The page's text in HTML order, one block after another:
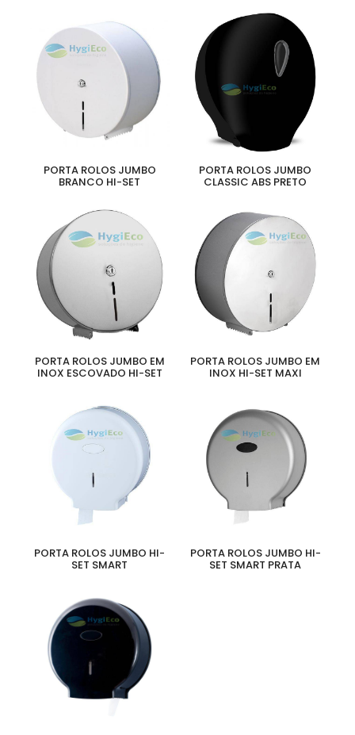
PORTA ROLOS JUMBO
BRANCO HI-SET
PORTA ROLOS JUMBO
CLASSIC ABS PRETO
PORTA ROLOS JUMBO EM
INOX ESCOVADO HI-SET
PORTA ROLOS JUMBO EM
INOX HI-SET MAXI
PORTA ROLOS JUMBO HI-
SET SMART
PORTA ROLOS JUMBO HI-
SET SMART PRATA